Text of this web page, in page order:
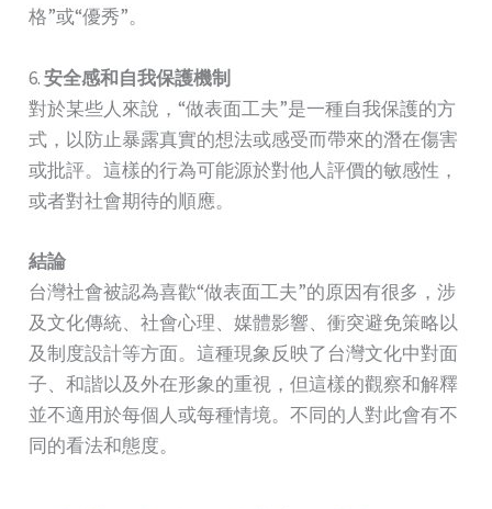
格”或“優秀”。
6.安全感和自我保護機制
對於某些人來說，“做表面工夫”是一種自我保護的方
式，以防止暴露真實的想法或感受而帶來的潛在傷害
或批評。這樣的行為可能源於對他人評價的敏感性，
或者對社會期待的順應。
結論
台灣社會被認為喜歡“做表面工夫”的原因有很多，涉
及文化傳統、社會心理、媒體影響、衝突避免策略以
及制度設計等方面。這種現象反映了台灣文化中對面
子、和諧以及外在形象的重視，但這樣的觀察和解釋
並不適用於每個人或每種情境。不同的人對此會有不
同的看法和態度。